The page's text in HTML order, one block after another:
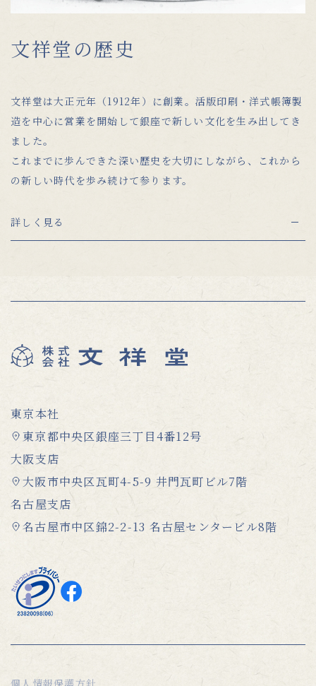
文祥堂の歴史
文祥堂は大正元年（1912年）に創業。活版印刷・洋式帳簿製
造を中心に営業を開始して銀座で新しい文化を生み出してき
ました。
これまでに歩んできた深い歴史を大切にしながら、これから
の新しい時代を歩み続けて参ります。
詳しく見る
東京本社
東京都中央区銀座三丁目4番12号
大阪支店
大阪市中央区瓦町4-5-9 井門瓦町ビル7階
名古屋支店
名古屋市中区錦2-2-13 名古屋センタービル8階